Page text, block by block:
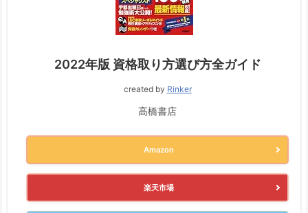
2022年版 資格取り方選び方全ガイド
created by Rinker
高橋書店
Amazon
楽天市場